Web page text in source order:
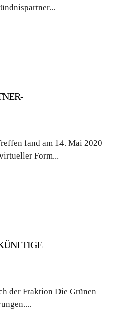
fand am 14. Mai 2020
Form...
der Fraktion Die Grünen –